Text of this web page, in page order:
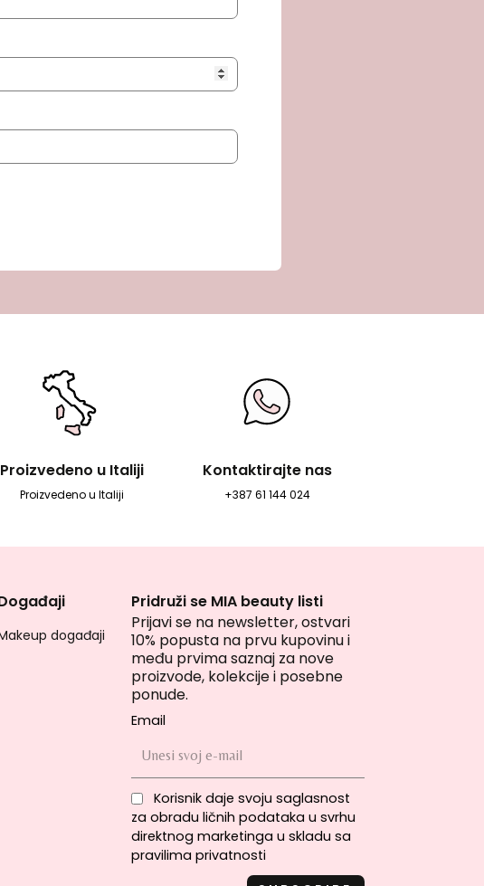
Proizvedeno u Italiji
Proizvedeno u Italiji
Kontaktirajte nas
+387 61 144 024
događaji
Pridruži se MIA beauty listi
Prijavi se na newsletter, ostvari
10% popusta na prvu kupovinu i
među prvima saznaj za nove
proizvode, kolekcije i posebne
ponude.
Email
Korisnik daje svoju saglasnost
za obradu ličnih podataka u svrhu
direktnog marketinga u skladu sa
pravilima privatnosti